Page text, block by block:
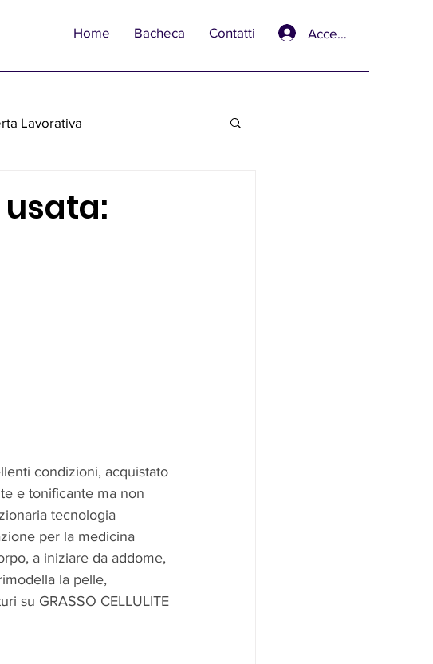
Home Bacheca Contatti Accedi
Lavorativa
condizioni, acquistato
e tonificante ma non
tecnologia
per la medicina
a iniziare da addome,
la pelle,
su GRASSO CELLULITE